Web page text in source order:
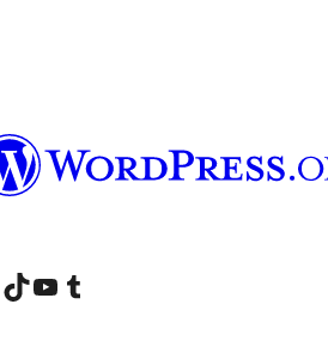
틱톡 계정 방문하기유튜브 채널 방문하기 텀블러 계정 방문하기